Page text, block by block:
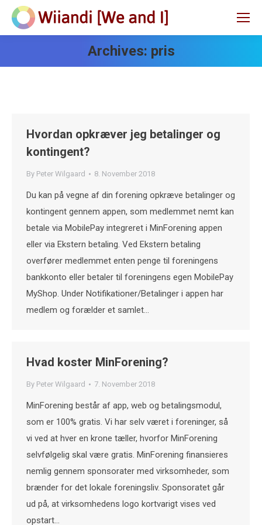
Archives: pris
Hvordan opkræver jeg betalinger og
kontingent?
By Peter Wilgaard 8. November 2018
Du kan på vegne af din forening opkræve betalinger og
kontingent gennem appen, som medlemmet nemt kan
betale via MobilePay integreret i MinForening appen
eller via Ekstern betaling. Ved Ekstern betaling
overfører medlemmet enten penge til foreningens
bankkonto eller betaler til foreningens egen MobilePay
MyShop. Under Notifikationer/Betalinger i appen har
medlem og forælder et samlet…
Hvad koster MinForening?
By Peter Wilgaard 7. November 2018
MinForening består af app, web og betalingsmodul,
som er 100% gratis. Vi har selv været i foreninger, så
vi ved at hver en krone tæller, hvorfor MinForening
selvfølgelig skal være gratis. MinForening finansieres
nemlig gennem sponsorater med virksomheder, som
brænder for det lokale foreningsliv. Sponsoratet går
ud på, at virksomhedens logo kortvarigt vises ved
opstart…